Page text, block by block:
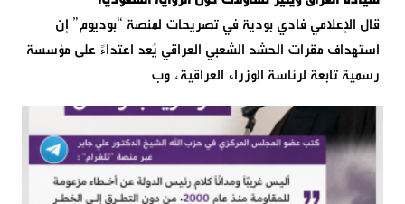
قال الإعلامي فادي بودية في تصريحات لمنصة “بوديوم” إن
استهداف مقرات الحشد الشعبي العراقي يُعد اعتداءً على مؤسسة
رسمية تابعة لرئاسة الوزراء العراقية، وب